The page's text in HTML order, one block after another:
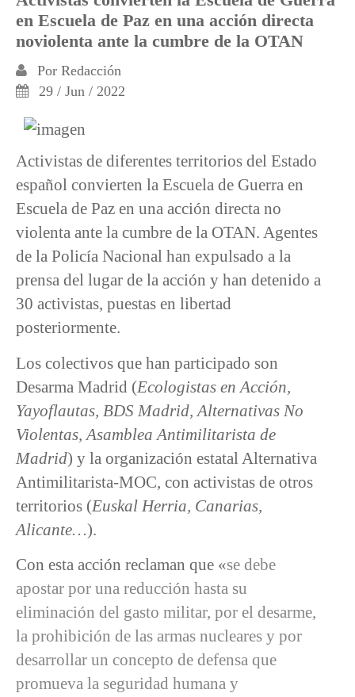
en Escuela de Paz en una acción directa
noviolenta ante la cumbre de la OTAN
Por Redacción
29 / Jun / 2022
Activistas de diferentes territorios del Estado
español convierten la Escuela de Guerra en
Escuela de Paz en una acción directa no
violenta ante la cumbre de la OTAN. Agentes
de la Policía Nacional han expulsado a la
prensa del lugar de la acción y han detenido a
30 activistas, puestas en libertad
posteriormente.
Los colectivos que han participado son
Desarma Madrid (Ecologistas en Acción,
Yayoflautas, BDS Madrid, Alternativas No
Violentas, Asamblea Antimilitarista de
Madrid) y la organización estatal Alternativa
Antimilitarista-MOC, con activistas de otros
territorios (Euskal Herria, Canarias,
Alicante… ).
Con esta acción reclaman que «se debe
apostar por una reducción hasta su
eliminación del gasto militar, por el desarme,
la prohibición de las armas nucleares y por
desarrollar un concepto de defensa que
promueva la seguridad humana y